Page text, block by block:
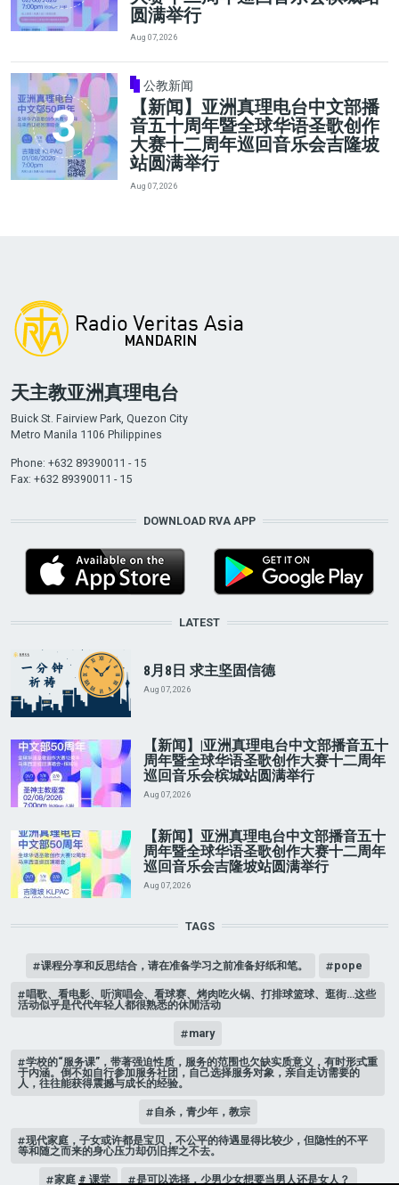
圆满举行
Aug 07, 2026
公教新闻
【新闻】亚洲真理电台中文部播
音五十周年暨全球华语圣歌创作
大赛十二周年巡回音乐会吉隆坡
站圆满举行
Aug 07, 2026
天主教亚洲真理电台
Buick St. Fairview Park, Quezon City
Metro Manila 1106 Philippines
Phone: +632 89390011 - 15
Fax: +632 89390011 - 15
DOWNLOAD RVA APP
LATEST
8月8日 求主坚固信德
Aug 07, 2026
【新闻】|亚洲真理电台中文部播音五十
周年暨全球华语圣歌创作大赛十二周年
巡回音乐会槟城站圆满举行
Aug 07, 2026
【新闻】亚洲真理电台中文部播音五十
周年暨全球华语圣歌创作大赛十二周年
巡回音乐会吉隆坡站圆满举行
Aug 07, 2026
TAGS
课程分享和反思结合，请在准备学习之前准备好纸和笔。 pope
唱歌、看电影、听演唱会、看球赛、烤肉吃火锅、打排球篮球、逛街…这些
活动似乎是代代年轻人都很熟悉的休閒活动
mary
学校的“服务课”，带著强迫性质，服务的范围也欠缺实质意义，有时形式重
于内涵。倒不如自行参加服务社团，自己选择服务对象，亲自走访需要的
人，往往能获得震撼与成长的经验。
自杀，青少年，教宗
现代家庭，子女或许都是宝贝，不公平的待遇显得比较少，但隐性的不平
等和随之而来的身心压力却仍旧挥之不去。
家庭 # 课堂 是可以选择，少男少女想要当男人还是女人？